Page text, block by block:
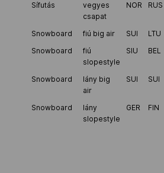
Sífutás
vegyes
csapat
NOR RUS
Snowboard fiú big air SUI LTU
Snowboard
fiú
slopestyle
SIU BEL
Snowboard
lány big
air
SUI SUI
Snowboard
lány
slopestyle
GER FIN